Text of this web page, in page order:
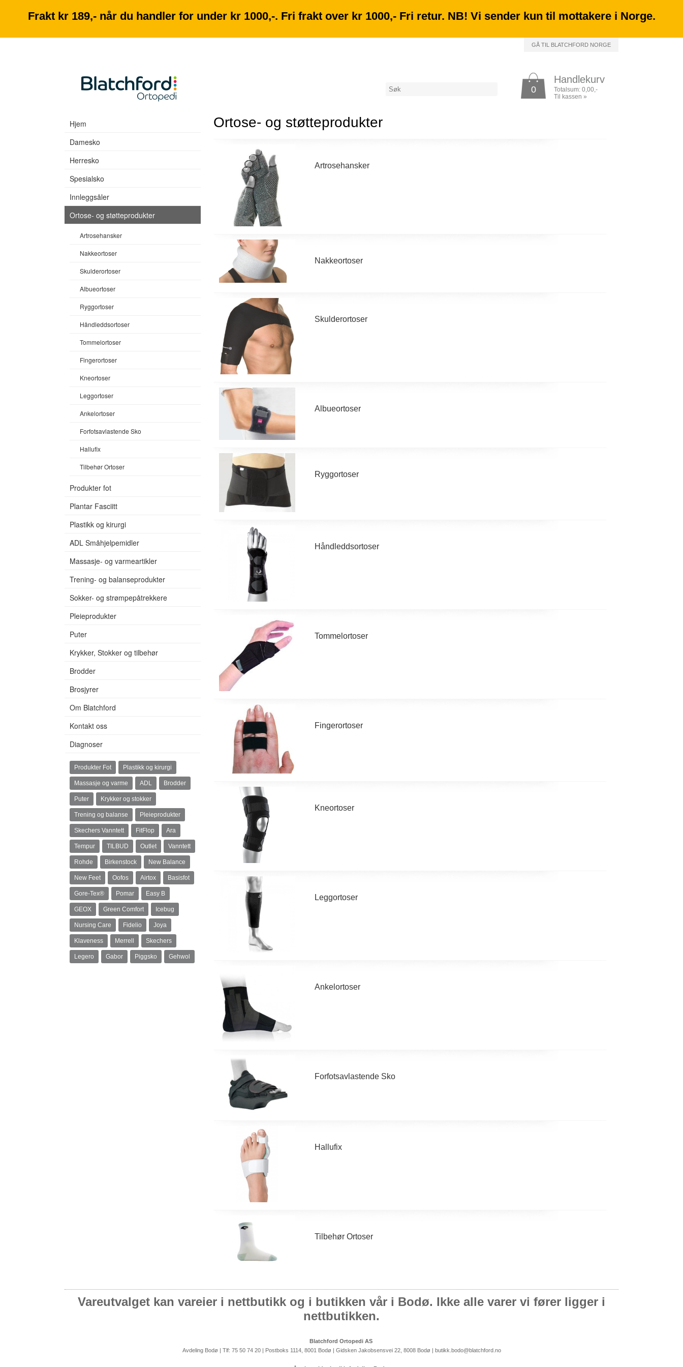
Frakt kr 189,- når du handler for under kr 1000,-. Fri frakt over kr 1000,- Fri retur. NB! Vi sender kun til mottakere i Norge.
GÅ TIL BLATCHFORD NORGE
0
Handlekurv
Totalsum: 0,00,-
Til kassen »
Hjem
Damesko
Herresko
Spesialsko
Innleggsåler
Ortose- og støtteprodukter
Artrosehansker
Nakkeortoser
Skulderortoser
Albueortoser
Ryggortoser
Håndleddsortoser
Tommelortoser
Fingerortoser
Kneortoser
Leggortoser
Ankelortoser
Forfotsavlastende Sko
Hallufix
Tilbehør Ortoser
Produkter fot
Plantar Fasciitt
Plastikk og kirurgi
ADL Småhjelpemidler
Massasje- og varmeartikler
Trening- og balanseprodukter
Sokker- og strømpepåtrekkere
Pleieprodukter
Puter
Krykker, Stokker og tilbehør
Brodder
Brosjyrer
Om Blatchford
Kontakt oss
Diagnoser
Produkter Fot Plastikk og kirurgi
Massasje og varme ADL Brodder
Puter Krykker og stokker
Trening og balanse Pleieprodukter
Skechers Vanntett FitFlop Ara
Tempur TILBUD Outlet Vanntett
Rohde Birkenstock New Balance
New Feet Oofos Airtox Basisfot
Gore-Tex® Pomar Easy B
GEOX Green Comfort Icebug
Nursing Care Fidelio Joya
Klaveness Merrell Skechers
Legero Gabor Piggsko Gehwol
Ortose- og støtteprodukter
Artrosehansker
Nakkeortoser
Skulderortoser
Albueortoser
Ryggortoser
Håndleddsortoser
Tommelortoser
Fingerortoser
Kneortoser
Leggortoser
Ankelortoser
Forfotsavlastende Sko
Hallufix
Tilbehør Ortoser
Vareutvalget kan vareier i nettbutikk og i butikken vår i Bodø. Ikke alle varer vi fører ligger i
nettbutikken.
Blatchford Ortopedi AS
Avdeling Bodø | Tlf: 75 50 74 20 | Postboks 1114, 8001 Bodø | Gidsken Jakobsensvei 22, 8008 Bodø | butikk.bodo@blatchford.no